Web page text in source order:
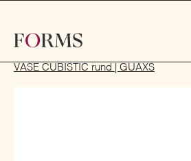
VASE CUBISTIC rund | GUAXS